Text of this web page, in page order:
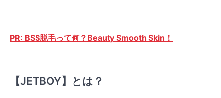
PR: BSS脱毛って何？Beauty Smooth Skin！
【JETBOY】とは？